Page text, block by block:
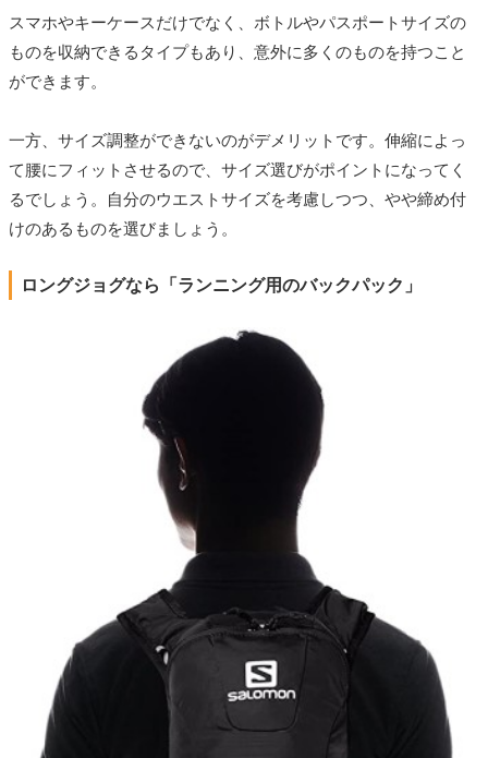
スマホやキーケースだけでなく、ボトルやパスポートサイズの
ものを収納できるタイプもあり、意外に多くのものを持つこと
ができます。
一方、サイズ調整ができないのがデメリットです。伸縮によっ
て腰にフィットさせるので、サイズ選びがポイントになってく
るでしょう。自分のウエストサイズを考慮しつつ、やや締め付
けのあるものを選びましょう。
ロングジョグなら「ランニング用のバックパック」